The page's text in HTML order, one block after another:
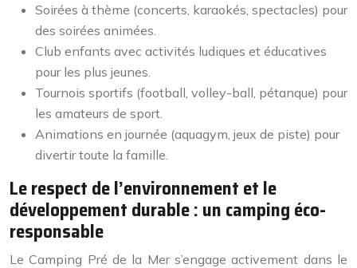
Soirées à thème (concerts, karaokés, spectacles) pour
des soirées animées.
Club enfants avec activités ludiques et éducatives
pour les plus jeunes.
Tournois sportifs (football, volley-ball, pétanque) pour
les amateurs de sport.
Animations en journée (aquagym, jeux de piste) pour
divertir toute la famille.
Le respect de l’environnement et le
développement durable : un camping éco-
responsable
Le Camping Pré de la Mer s’engage activement dans le